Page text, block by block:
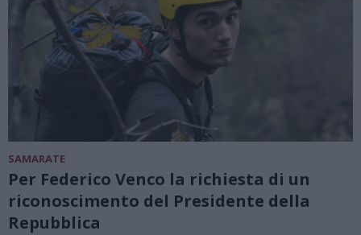
SAMARATE
Per Federico Venco la richiesta di un
riconoscimento del Presidente della
Repubblica